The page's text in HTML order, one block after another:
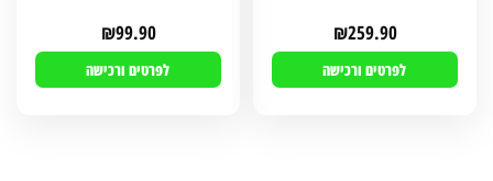
₪259.90
לפרטים ורכישה
₪99.90
לפרטים ורכישה